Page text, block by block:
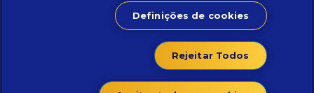
Definições de cookies
Rejeitar Todos